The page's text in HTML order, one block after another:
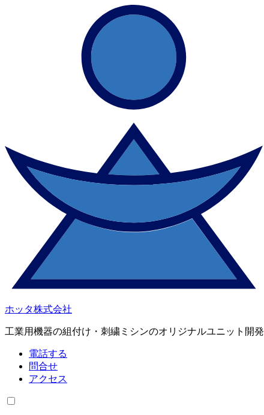
ホッタ株式会社
工業用機器の組付け・刺繍ミシンのオリジナルユニット開発
電話する
問合せ
アクセス